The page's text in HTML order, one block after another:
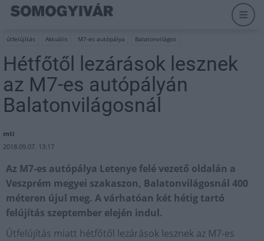
útfelújítás Aktuális M7-es autópálya Balatonvilágos
Hétfőtől lezárások lesznek
az M7-es autópályán
Balatonvilágosnál
mti
2018.09.07. 13:17
Az M7-es autópálya Letenye felé vezető oldalán a
Veszprém megyei szakaszon, Balatonvilágosnál 400
méteren újul meg. A várhatóan két hétig tartó
felújítás szeptember elején indul.
Útfelújítás miatt hétfőtől lezárások lesznek az M7-es